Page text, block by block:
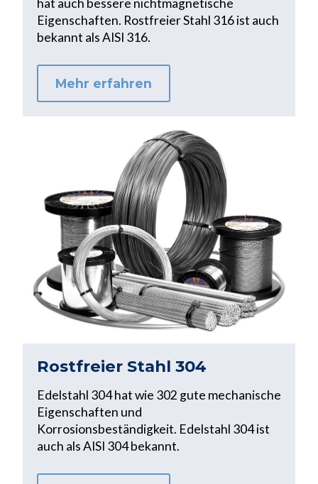
hat auch bessere nichtmagnetische
Eigenschaften. Rostfreier Stahl 316 ist auch
bekannt als AISI 316.
Mehr erfahren
Rostfreier Stahl 304
Edelstahl 304 hat wie 302 gute mechanische
Eigenschaften und
Korrosionsbeständigkeit. Edelstahl 304 ist
auch als AISI 304 bekannt.